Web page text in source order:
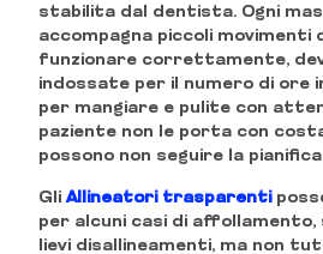
stabilita dal dentista. Ogni
accompagna piccoli movimenti
funzionare correttamente,
indossate per il numero di ore
per mangiare e pulite con
paziente non le porta con
possono non seguire la
GliAllineatori trasparenti
per alcuni casi di
lievi disallineamenti, ma non